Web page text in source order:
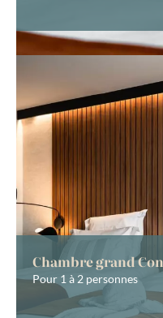
Chambre grand
Pour 1 à 2 personnes